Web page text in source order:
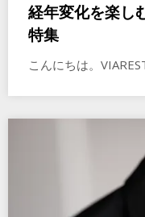
経年変化を楽し
特集
こんにちは。